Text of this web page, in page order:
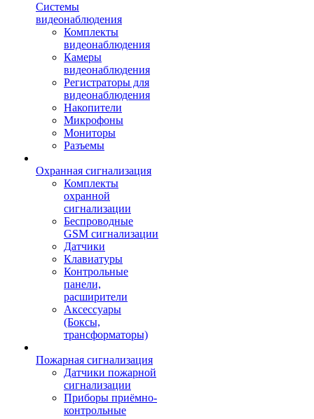
Системы
видеонаблюдения
Комплекты
видеонаблюдения
Камеры
видеонаблюдения
Регистраторы для
видеонаблюдения
Накопители
Микрофоны
Мониторы
Разъемы
Охранная сигнализация
Комплекты
охранной
сигнализации
Беспроводные
GSM сигнализации
Датчики
Клавиатуры
Контрольные
панели,
расширители
Аксессуары
(Боксы,
трансформаторы)
Пожарная сигнализация
Датчики пожарной
сигнализации
Приборы приёмно-
контрольные